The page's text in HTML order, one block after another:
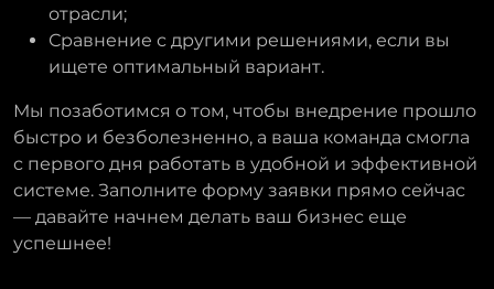
отрасли;
Сравнение с другими решениями, если вы
ищете оптимальный вариант.
Мы позаботимся о том, чтобы внедрение прошло
быстро и безболезненно, а ваша команда смогла
с первого дня работать в удобной и эффективной
системе. Заполните форму заявки прямо сейчас
— давайте начнем делать ваш бизнес еще
успешнее!